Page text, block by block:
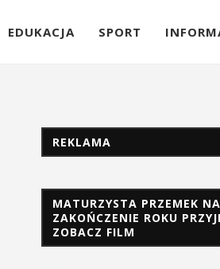
EDUKACJA SPORT
REKLAMA
MATURZYSTA PRZEMEK NA
ZAKOŃCZENIE ROKU
ZOBACZ FILM